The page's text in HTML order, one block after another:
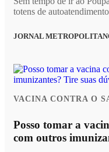
totens de autoatendimento
JORNAL
VACINA CONTRA O
Posso tomar a
com outros